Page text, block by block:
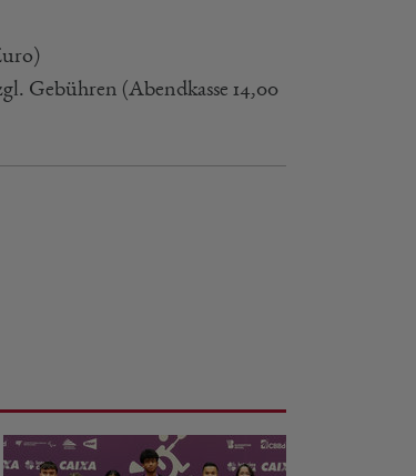
Gebühren (Abendkasse 14,00